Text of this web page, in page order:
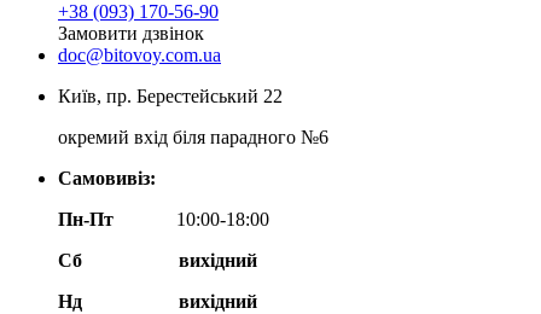
+38 (093) 170-56-90
Замовити дзвінок
doc@bitovoy.com.ua
Київ, пр. Берестейський 22
окремий вхід біля парадного №6
Самовивіз:
Пн-Пт
10:00-18:00
Сб
вихідний
Нд
вихідний